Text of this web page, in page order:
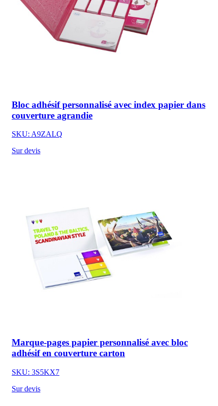
Bloc adhésif personnalisé avec index papier dans
couverture agrandie
SKU: A9ZALQ
Sur devis
Marque-pages papier personnalisé avec bloc
adhésif en couverture carton
SKU: 3S5KX7
Sur devis